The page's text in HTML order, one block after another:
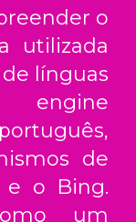
o
utilizada
línguas
de
e o Bing.
um